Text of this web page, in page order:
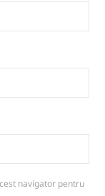
navigator pentru